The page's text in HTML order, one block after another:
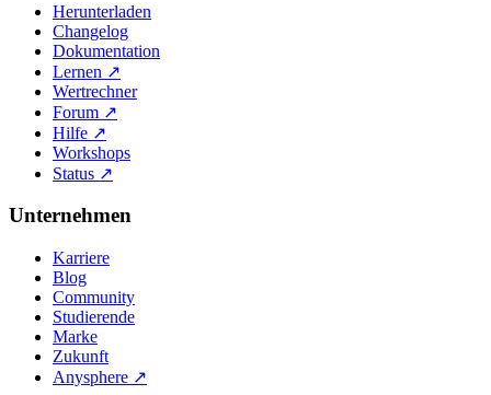
Herunterladen
Changelog
Dokumentation
Lernen ↗
Wertrechner
Forum ↗
Hilfe ↗
Workshops
Status ↗
Unternehmen
Karriere
Blog
Community
Studierende
Marke
Zukunft
Anysphere ↗